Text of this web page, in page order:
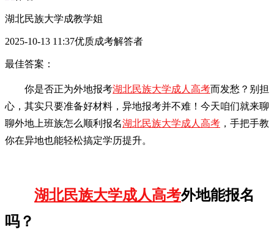
湖北民族大学成教学姐
2025-10-13 11:37优质成考解答者
最佳答案：
你是否正为外地报考湖北民族大学成人高考而发愁？别担
心，其实只要准备好材料，异地报考并不难！今天咱们就来聊
聊外地上班族怎么顺利报名湖北民族大学成人高考 ，手把手教
你在异地也能轻松搞定学历提升。
湖北民族大学成人高考外地能报名
吗？